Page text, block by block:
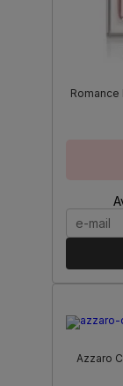
Romance
Azzaro